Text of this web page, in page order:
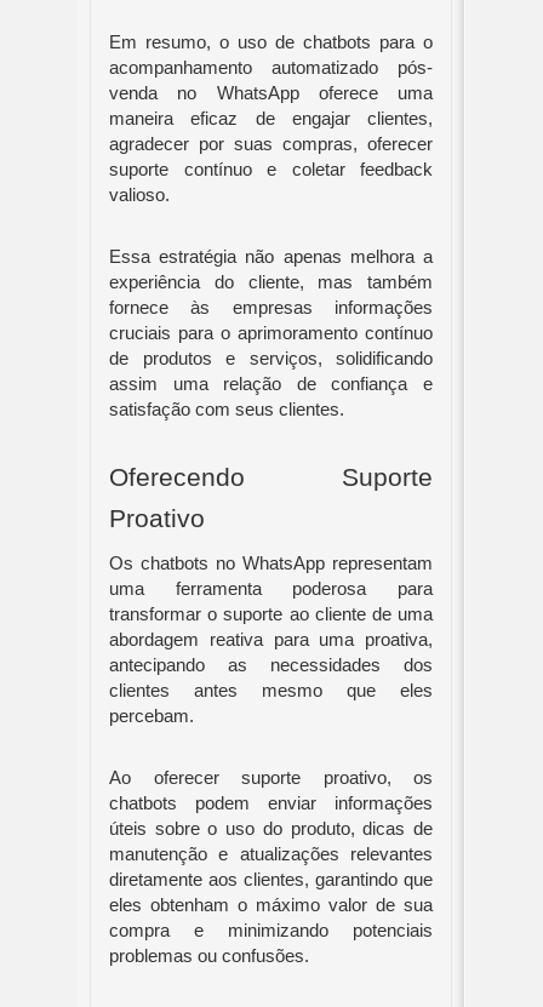
Em resumo, o uso de chatbots para o
acompanhamento automatizado pós-
venda no WhatsApp oferece uma
maneira eficaz de engajar clientes,
agradecer por suas compras, oferecer
suporte contínuo e coletar feedback
valioso.
Essa estratégia não apenas melhora a
experiência do cliente, mas também
fornece às empresas informações
cruciais para o aprimoramento contínuo
de produtos e serviços, solidificando
assim uma relação de confiança e
satisfação com seus clientes.
Oferecendo Suporte
Proativo
Os chatbots no WhatsApp representam
uma ferramenta poderosa para
transformar o suporte ao cliente de uma
abordagem reativa para uma proativa,
antecipando as necessidades dos
clientes antes mesmo que eles
percebam.
Ao oferecer suporte proativo, os
chatbots podem enviar informações
úteis sobre o uso do produto, dicas de
manutenção e atualizações relevantes
diretamente aos clientes, garantindo que
eles obtenham o máximo valor de sua
compra e minimizando potenciais
problemas ou confusões.